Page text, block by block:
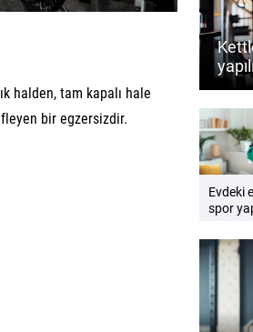
halden, tam kapalı hale
bir egzersizdir.
Evdeki
spor
rehberi